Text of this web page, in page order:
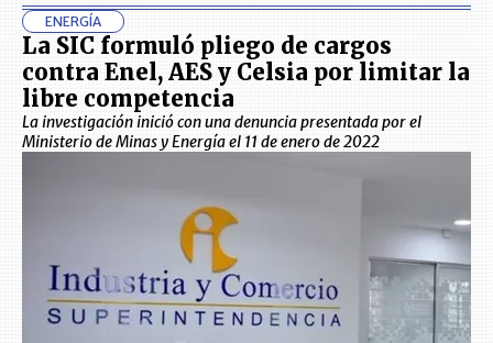
ENERGÍA
La SIC formuló pliego de cargos
contra Enel, AES y Celsia por limitar la
libre competencia
La investigación inició con una denuncia presentada por el
Ministerio de Minas y Energía el 11 de enero de 2022